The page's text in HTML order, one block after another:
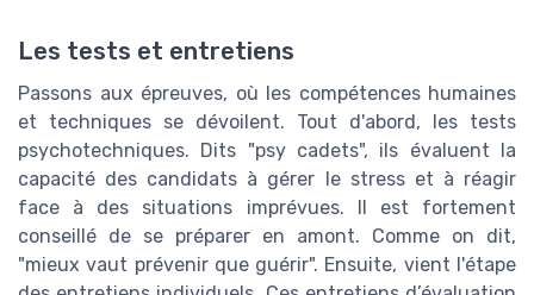
Les tests et entretiens
Passons aux épreuves, où les compétences humaines
et techniques se dévoilent. Tout d'abord, les tests
psychotechniques. Dits "psy cadets", ils évaluent la
capacité des candidats à gérer le stress et à réagir
face à des situations imprévues. Il est fortement
conseillé de se préparer en amont. Comme on dit,
"mieux vaut prévenir que guérir". Ensuite, vient l'étape